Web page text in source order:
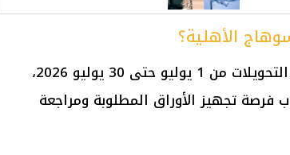
الأهلية؟
حددت جامعة سوهاج الأهلية فترة التحويلات من 1 يوليو حتى 30 يوليو 2026،
فرصة تجهيز الأوراق المطلوبة ومراجعة